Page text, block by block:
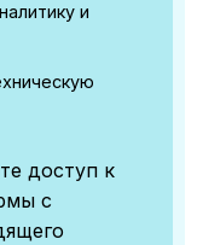
и
доступ к
с